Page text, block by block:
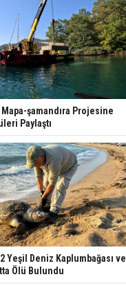
şamandıra Projesine
Paylaştı
2 Yeşil Deniz Kaplumbağası ve
Ölü Bulundu